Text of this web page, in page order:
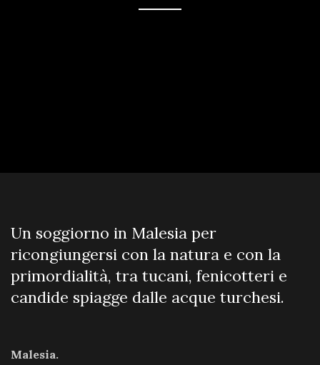
Un soggiorno in Malesia per
ricongiungersi con la natura e con la
primordialità, tra tucani, fenicotteri e
candide spiagge dalle acque turchesi.
Malesia.